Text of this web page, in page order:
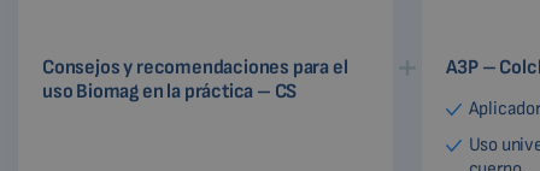
Consejos y recomendaciones para el
uso Biomag en la práctica – CS
A3P –
Uso